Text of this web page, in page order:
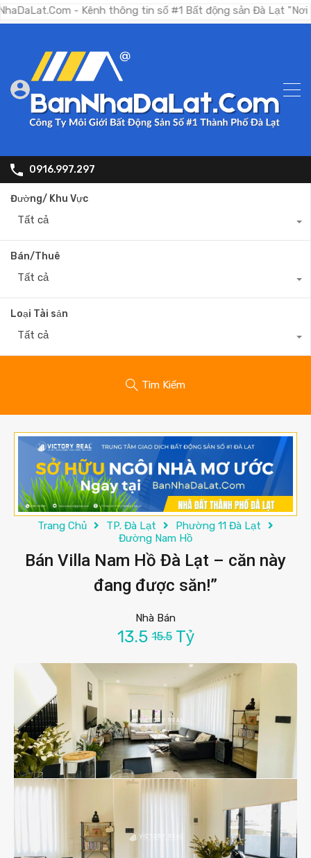
- Kênh thông tin số #1 Bất động sản Đà Lạt "Nơi bạn
0916.997.297
Đường/ Khu Vực
Tất cả
Bán/Thuê
Tất cả
Loại Tài sản
Tất cả
Tìm Kiếm
Trang Chủ TP. Đà Lạt
Phường 11 Đà Lạt
Đường Nam Hồ
Bán Villa Nam Hồ Đà Lạt – căn này
đang được săn!”
Nhà Bán
13.5 15.5Tỷ